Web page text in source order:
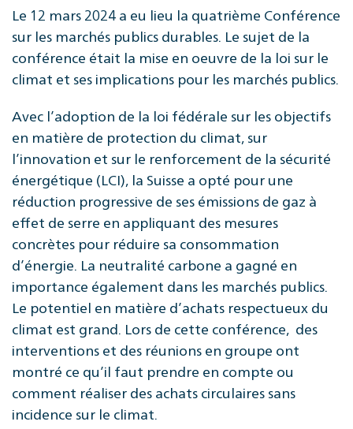
Le 12 mars 2024 a eu lieu la quatrième Conférence
sur les marchés publics durables. Le sujet de la
conférence était la mise en oeuvre de la loi sur le
climat et ses implications pour les marchés publics.
Avec l’adoption de la loi fédérale sur les objectifs
en matière de protection du climat, sur
l’innovation et sur le renforcement de la sécurité
énergétique (LCI), la Suisse a opté pour une
réduction progressive de ses émissions de gaz à
effet de serre en appliquant des mesures
concrètes pour réduire sa consommation
d’énergie. La neutralité carbone a gagné en
importance également dans les marchés publics.
Le potentiel en matière d’achats respectueux du
climat est grand. Lors de cette conférence, des
interventions et des réunions en groupe ont
montré ce qu’il faut prendre en compte ou
comment réaliser des achats circulaires sans
incidence sur le climat.